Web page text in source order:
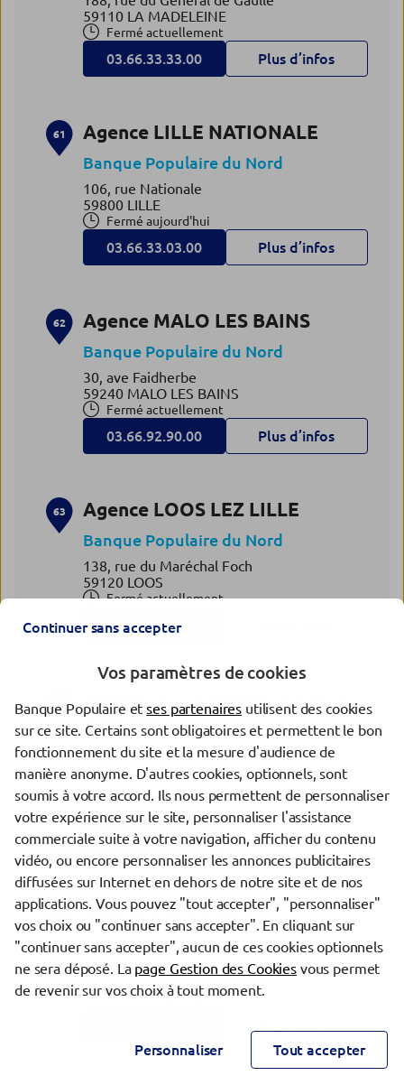
59110 LA MADELEINE
Fermé actuellement
03.66.33.33.00 Plus d’infos
61 Agence LILLE NATIONALE
Banque Populaire du Nord
106, rue Nationale
59800 LILLE
Fermé aujourd'hui
03.66.33.03.00 Plus d’infos
62 Agence MALO LES BAINS
Banque Populaire du Nord
30, ave Faidherbe
59240 MALO LES BAINS
Fermé actuellement
03.66.92.90.00 Plus d’infos
63 Agence LOOS LEZ LILLE
Banque Populaire du Nord
138, rue du Maréchal Foch
59120 LOOS
Fermé actuellement
03.66.33.65.00
Agence VILLENEUVE D'ASCQ
ANNAPES
Banque Populaire du Nord
1, rue de la Station
59650 VILLENEUVE D'ASCQ
Fermé actuellement
03.66.33.90.00 Plus d’infos
65 Agence MOUVAUX
Banque Populaire du Nord
71 bis-71 ter, rue Franklin Roosevelt
59420 MOUVAUX
Fermé actuellement
Continuer sans accepter
Vos paramètres de cookies
Banque Populaire etses partenaires utilisent des cookies
sur ce site. Certains sont obligatoires et permettent le bon
fonctionnement du site et la mesure d'audience de
manière anonyme. D'autres cookies, optionnels, sont
soumis à votre accord. Ils nous permettent de personnaliser
votre expérience sur le site, personnaliser l'assistance
commerciale suite à votre navigation, afficher du contenu
vidéo, ou encore personnaliser les annonces publicitaires
diffusées sur Internet en dehors de notre site et de nos
applications. Vous pouvez "tout accepter", "personnaliser"
vos choix ou "continuer sans accepter". En cliquant sur
"continuer sans accepter", aucun de ces cookies optionnels
ne sera déposé. La page Gestion des Cookiesvous permet
de revenir sur vos choix à tout moment.
Personnaliser Tout accepter